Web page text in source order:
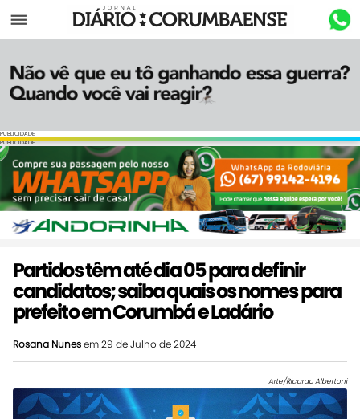
Menu
PUBLICIDADE
PUBLICIDADE
Partidos têm até dia 05 para definir
candidatos; saiba quais os nomes para
prefeito em Corumbá e Ladário
Rosana Nunesem 29 de Julho de 2024
Arte/Ricardo Albertoni